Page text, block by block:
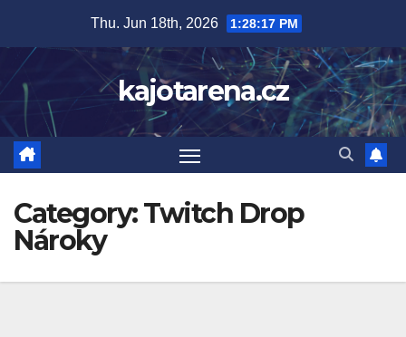
content
Thu. Jun 18th, 2026 1:28:18 PM
kajotarena.cz
Category:Twitch Drop
Nároky